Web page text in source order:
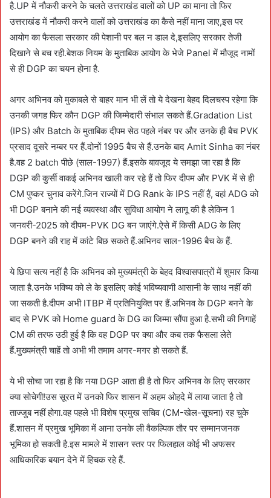
है.UP में नौकरी करने के चलते उत्तराखंड वालों को UP का माना तो फिर
उत्तराखंड में नौकरी करने वालों को उत्तराखंड का कैसे नहीं माना जाए,इस पर
आयोग का फैसला सरकार की पेशानी पर बल न डाल दे,इसलिए सरकार तेजी
दिखाने से बच रही.बेशक नियम के मुताबिक आयोग के भेजे Panel में मौजूद नामों
से ही DGP का चयन होना है.
अगर अभिनव को मुकाबले से बाहर मान भी लें तो ये देखना बेहद दिलचस्प रहेगा कि
उनकी जगह फिर कौन DGP की जिम्मेदारी संभाल सकते हैं.Gradation List
(IPS) और Batch के मुताबिक दीपम सेठ पहले नंबर पर और उनके ही बैच PVK
प्रसाद दूसरे नम्बर पर हैं.दोनों 1995 बैच से हैं.उनके बाद Amit Sinha का नंबर
है.वह 2 batch पीछे (साल-1997) हैं.इसके बावजूद ये समझा जा रहा है कि
DGP की कुर्सी वाकई अभिनव खाली कर रहे हैं तो फिर दीपम और PVK में से ही
CM पुष्कर चुनाव करेंगे.जिन राज्यों में DG Rank के IPS नहीं हैं, वहां ADG को
भी DGP बनाने की नई व्यवस्था और सुविधा आयोग ने लागू की है लेकिन 1
जनवरी-2025 को दीपम-PVK DG बन जाएंगे.ऐसे में किसी ADG के लिए
DGP बनने की राह में कांटे बिछ सकते हैं.अभिनव साल-1996 बैच के हैं.
ये छिपा सत्य नहीं है कि अभिनव को मुख्यमंत्री के बेहद विश्वासपात्रों में शुमार किया
जाता है.उनके भविष्य को ले के इसलिए कोई भविष्यवाणी आसानी के साथ नहीं की
जा सकती है.दीपम अभी ITBP में प्रतिनियुक्ति पर हैं.अभिनव के DGP बनने के
बाद से PVK को Home guard के DG का जिम्मा सौंपा हुआ है.सभी की निगाहें
CM की तरफ उठी हुई है कि वह DGP पर क्या और कब तक फैसला लेते
हैं.मुख्यमंत्री चाहें तो अभी भी तमाम अगर-मगर हो सकते हैं.
ये भी सोचा जा रहा है कि नया DGP आता ही है तो फिर अभिनव के लिए सरकार
क्या सोचेगी!उस सूरत में उनको फिर शासन में अहम ओहदे में लाया जाता है तो
ताज्जुब नहीं होगा.वह पहले भी विशेष प्रमुख सचिव (CM-खेल-सूचना) रह चुके
हैं.शासन में प्रमुख भूमिका में आना उनके ली वैकल्पिक तौर पर सम्मानजनक
भूमिका हो सकती है.इस मामले में शासन स्तर पर फिलहाल कोई भी अफसर
आधिकारिक बयान देने में हिचक रहे हैं.